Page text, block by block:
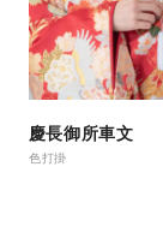
慶長御所車文
色打掛